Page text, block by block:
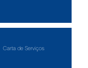
Carta de Serviços